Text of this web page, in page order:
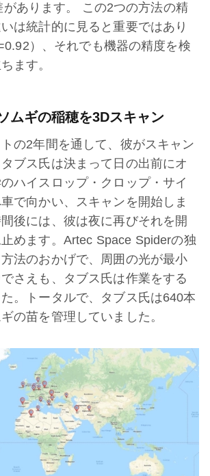
あります。 この2つの方法の精
は統計的に見ると重要ではあり
）、それでも機器の精度を検
ます。
ムギの稲穂を3Dスキャン
の2年間を通して、彼がスキャン
ブス氏は決まって日の出前にオ
ハイスロップ・クロップ・サイ
で向かい、スキャンを開始しま
後には、彼は夜に再びそれを開
めます。Artec Space Spiderの独
法のおかげで、周囲の光が最小
さえも、タブス氏は作業をする
。トータルで、タブス氏は640本
の苗を管理していました。